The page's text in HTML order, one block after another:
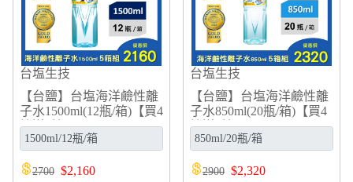
台塩生技
【台鹽】台塩海洋鹼性離
子水1500ml(12瓶/箱)【買4
箱送1箱】
2700 $2,160
台塩生技
【台鹽】台塩海洋鹼性離
子水850ml(20瓶/箱)【買4
箱送1箱】
2900 $2,320